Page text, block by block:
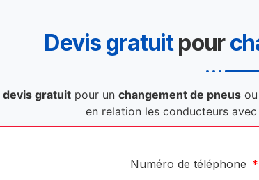
Devis gratuitpour
devis gratuitpour un changement de pneusou
en relation les conducteurs
Numéro de téléphone